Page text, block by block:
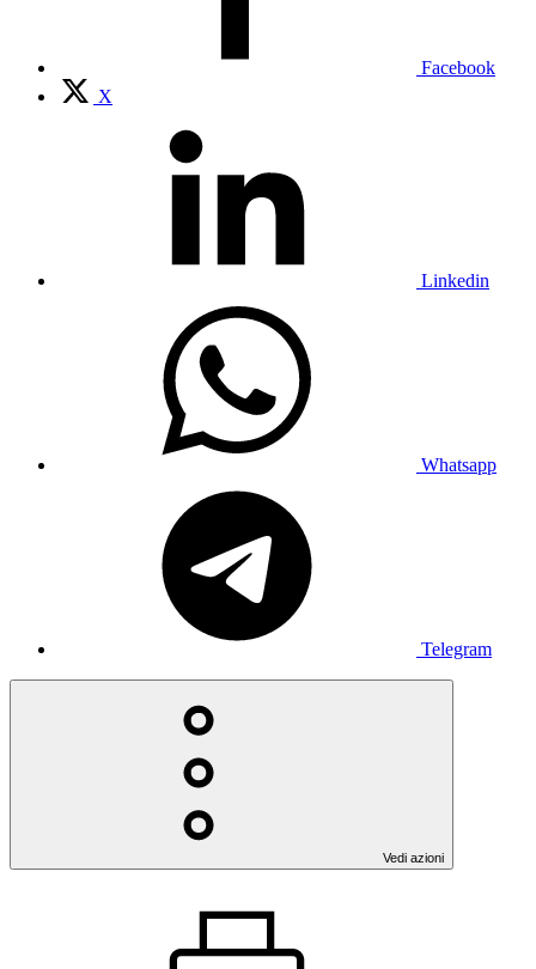
Facebook
X
Linkedin
Whatsapp
Telegram
Vedi azioni